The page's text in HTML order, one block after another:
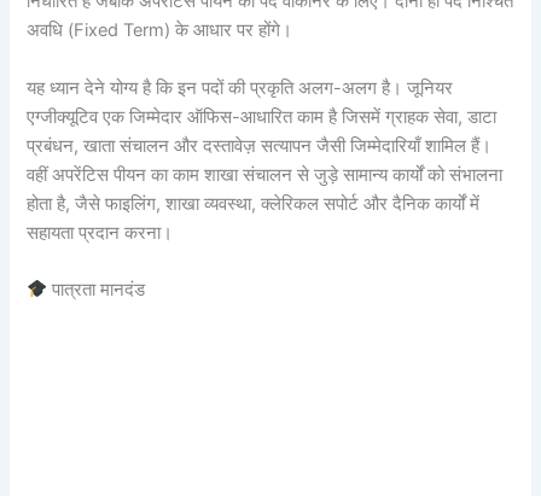
अवधि (Fixed Term) के आधार पर होंगे।
यह ध्यान देने योग्य है कि इन पदों की प्रकृति अलग-अलग है। जूनियर
एग्जीक्यूटिव एक जिम्मेदार ऑफिस-आधारित काम है जिसमें ग्राहक सेवा, डाटा
प्रबंधन, खाता संचालन और दस्तावेज़ सत्यापन जैसी जिम्मेदारियाँ शामिल हैं।
वहीं अपरेंटिस पीयन का काम शाखा संचालन से जुड़े सामान्य कार्यों को संभालना
होता है, जैसे फाइलिंग, शाखा व्यवस्था, क्लेरिकल सपोर्ट और दैनिक कार्यों में
सहायता प्रदान करना।
पात्रता मानदंड